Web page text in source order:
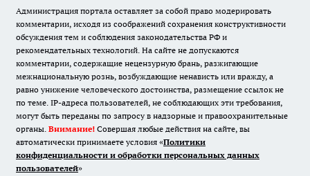
Администрация портала оставляет за собой право модерировать
комментарии, исходя из соображений сохранения конструктивности
обсуждения тем и соблюдения законодательства РФ и
рекомендательных технологий. На сайте не допускаются
комментарии, содержащие нецензурную брань, разжигающие
межнациональную рознь, возбуждающие ненависть или вражду, а
равно унижение человеческого достоинства, размещение ссылок не
по теме. IP-адреса пользователей, не соблюдающих эти требования,
могут быть переданы по запросу в надзорные и правоохранительные
органы. Внимание! Совершая любые действия на сайте, вы
автоматически принимаете условия «Политики
конфиденциальности и обработки персональных данных
пользователей»